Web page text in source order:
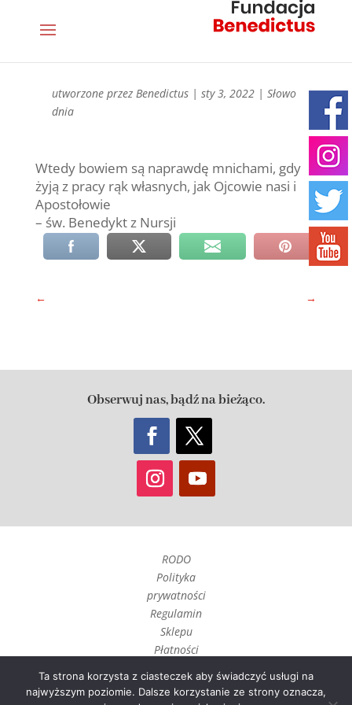
utworzone przez Benedictus| sty 3, 2022| Słowo
dnia
Wtedy bowiem są naprawdę mnichami, gdy
żyją z pracy rąk własnych, jak Ojcowie nasi i
Apostołowie
– św. Benedykt z Nursji
← →
Obserwuj nas, bądź na bieżąco.
RODO
Polityka
prywatności
Regulamin
Sklepu
Płatności
i wysyłka
Ta strona korzysta z ciasteczek aby świadczyć usługi na
najwyższym poziomie. Dalsze korzystanie ze strony oznacza,